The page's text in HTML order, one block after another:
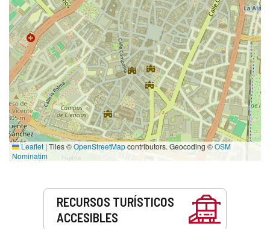
Leaflet | Tiles ©OpenStreetMapcontributors. Geocoding ©OSM
Nominatim
RECURSOS TURÍSTICOS
ACCESIBLES